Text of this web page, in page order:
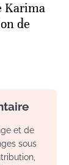
Karima
de
et de
sous